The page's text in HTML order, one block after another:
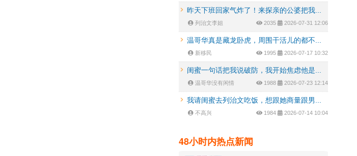
昨天下班回家气炸了！来探亲的公婆把我...
列治文李姐 2035 2026-07-31 12:06
温哥华真是藏龙卧虎，周围干活儿的都不...
新移民 1995 2026-07-17 10:32
闺蜜一句话把我说破防，我开始焦虑他是...
温哥华没有闲情 1988 2026-07-23 12:14
我请闺蜜去列治文吃饭，想跟她商量跟男...
不高兴 1984 2026-07-14 10:04
48小时内热点新闻